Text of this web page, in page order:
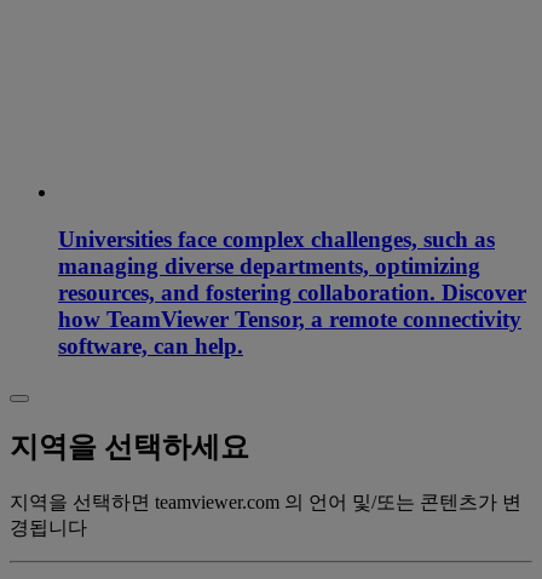
Universities face complex challenges, such as
managing diverse departments, optimizing
resources, and fostering collaboration. Discover
how TeamViewer Tensor, a remote connectivity
software, can help.
지역을 선택하세요
지역을 선택하면 teamviewer.com 의 언어 및/또는 콘텐츠가 변
경됩니다